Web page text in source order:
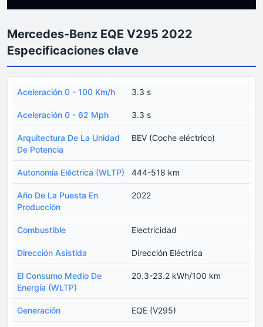
Mercedes-Benz EQE V295 2022
Especificaciones clave
Aceleración 0 - 100 Km/h 3.3 s
Aceleración 0 - 62 Mph 3.3 s
Arquitectura De La Unidad
De Potencia
BEV (Coche eléctrico)
Autonomía Eléctrica (WLTP) 444-518 km
Año De La Puesta En
Producción
2022
Combustible Electricidad
Dirección Asistida Dirección Eléctrica
El Consumo Medio De
Energía (WLTP)
20.3-23.2 kWh/100 km
Generación EQE (V295)